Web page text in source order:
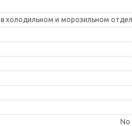
в холодильном и морозильном
No